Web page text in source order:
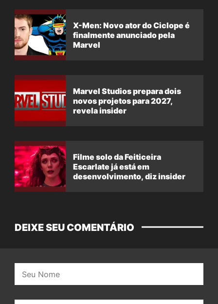
X-Men: Novo ator do Ciclope é
finalmente anunciado pela
Marvel
Marvel Studios prepara dois
novos projetos para 2027,
revela insider
Filme solo da Feiticeira
Escarlate já está em
desenvolvimento, diz insider
DEIXE SEU COMENTÁRIO